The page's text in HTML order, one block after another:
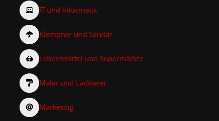
IT und Informatik
Klempner und Sanitär
Lebensmittel und Supermärkte
Maler und Lackierer
Marketing